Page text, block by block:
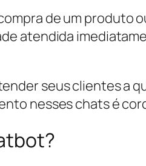
de um produto
atendida
seus clientes a
nesses chats é